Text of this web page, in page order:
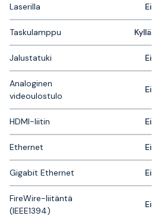
Laserilla Ei
Taskulamppu Kyllä
Jalustatuki Ei
Analoginen
videoulostulo
Ei
HDMI-liitin Ei
Ethernet Ei
Gigabit Ethernet Ei
FireWire-liitäntä
(IEEE1394)
Ei